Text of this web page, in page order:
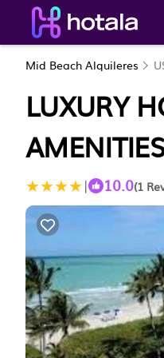
Mid Beach Alquileres
LUXURY
| 10.0(1